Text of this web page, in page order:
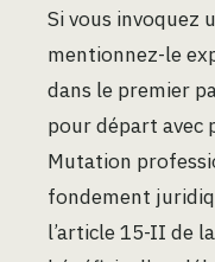
Si vous invoquez
mentionnez-le
dans le premier
pour départ avec
Mutation
fondement
l’article 15-II de